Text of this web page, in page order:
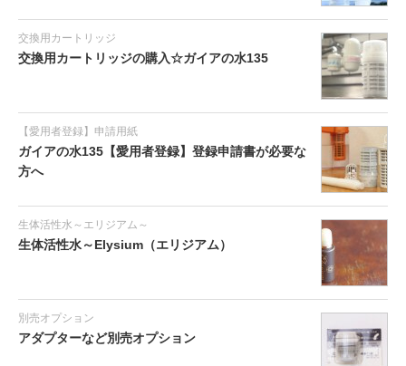
交換用カートリッジ
交換用カートリッジの購入☆ガイアの水135
【愛用者登録】申請用紙
ガイアの水135【愛用者登録】登録申請書が必要な
方へ
生体活性水～エリジアム～
生体活性水～Elysium（エリジアム）
別売オプション
アダプターなど別売オプション